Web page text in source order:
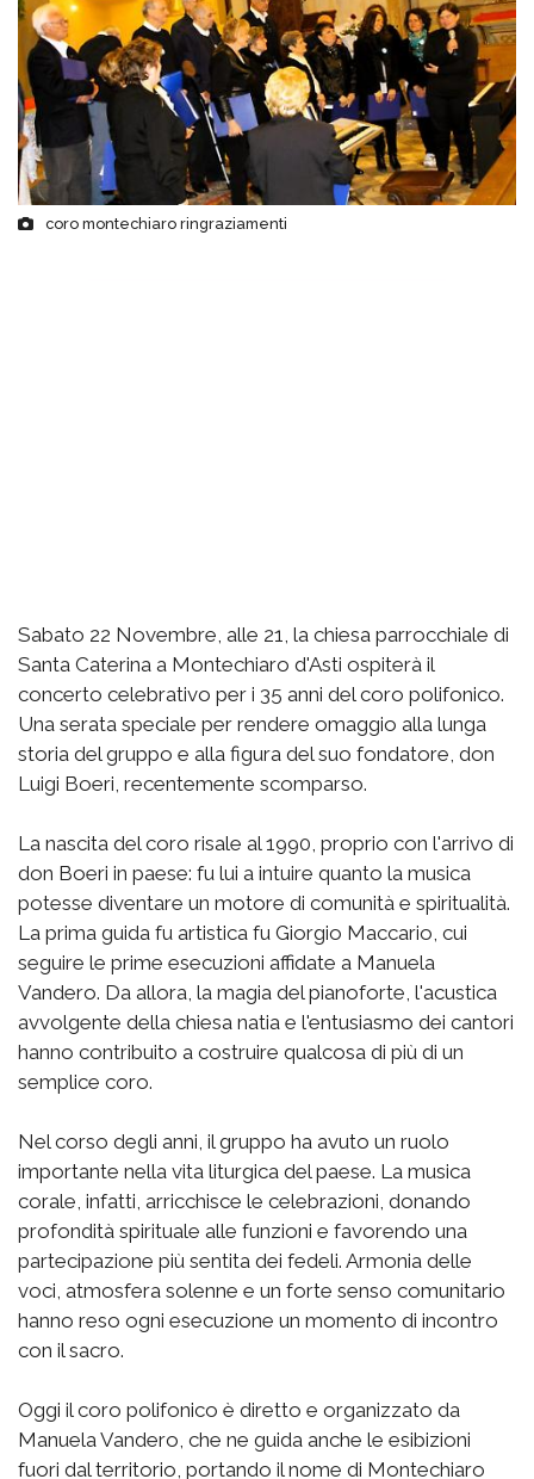
coro montechiaro ringraziamenti
Sabato 22 Novembre, alle 21, la chiesa parrocchiale di
Santa Caterina a Montechiaro d'Asti ospiterà il
concerto celebrativo per i 35 anni del coro polifonico.
Una serata speciale per rendere omaggio alla lunga
storia del gruppo e alla figura del suo fondatore, don
Luigi Boeri, recentemente scomparso.
La nascita del coro risale al 1990, proprio con l'arrivo di
don Boeri in paese: fu lui a intuire quanto la musica
potesse diventare un motore di comunità e spiritualità.
La prima guida fu artistica fu Giorgio Maccario, cui
seguire le prime esecuzioni affidate a Manuela
Vandero. Da allora, la magia del pianoforte, l'acustica
avvolgente della chiesa natia e l'entusiasmo dei cantori
hanno contribuito a costruire qualcosa di più di un
semplice coro.
Nel corso degli anni, il gruppo ha avuto un ruolo
importante nella vita liturgica del paese. La musica
corale, infatti, arricchisce le celebrazioni, donando
profondità spirituale alle funzioni e favorendo una
partecipazione più sentita dei fedeli. Armonia delle
voci, atmosfera solenne e un forte senso comunitario
hanno reso ogni esecuzione un momento di incontro
con il sacro.
Oggi il coro polifonico è diretto e organizzato da
Manuela Vandero, che ne guida anche le esibizioni
fuori dal territorio, portando il nome di Montechiaro